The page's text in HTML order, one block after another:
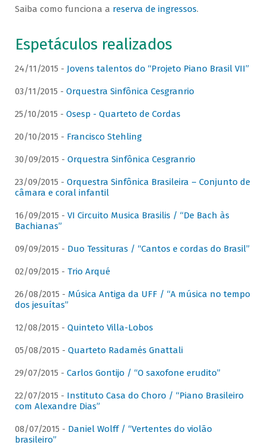
Saiba como funciona a reserva de ingressos.
Espetáculos realizados
24/11/2015 - Jovens talentos do “Projeto Piano Brasil VII”
03/11/2015 - Orquestra Sinfônica Cesgranrio
25/10/2015 - Osesp - Quarteto de Cordas
20/10/2015 - Francisco Stehling
30/09/2015 - Orquestra Sinfônica Cesgranrio
23/09/2015 - Orquestra Sinfônica Brasileira – Conjunto de
câmara e coral infantil
16/09/2015 - VI Circuito Musica Brasilis / “De Bach às
Bachianas”
09/09/2015 - Duo Tessituras / “Cantos e cordas do Brasil”
02/09/2015 - Trio Arqué
26/08/2015 - Música Antiga da UFF / “A música no tempo
dos jesuítas”
12/08/2015 - Quinteto Villa-Lobos
05/08/2015 - Quarteto Radamés Gnattali
29/07/2015 - Carlos Gontijo / “O saxofone erudito”
22/07/2015 - Instituto Casa do Choro / “Piano Brasileiro
com Alexandre Dias”
08/07/2015 - Daniel Wolff / “Vertentes do violão
brasileiro”